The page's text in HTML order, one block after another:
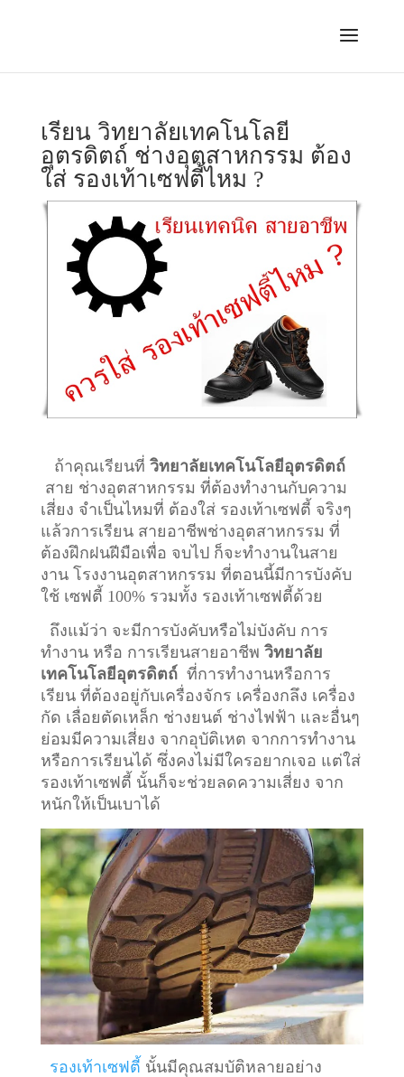
เรียน วิทยาลัยเทคโนโลยี
อุตรดิตถ์ ช่างอุตสาหกรรม ต้อง
ใส่ รองเท้าเซฟตี้ไหม ?
ถ้าคุณเรียนที่ วิทยาลัยเทคโนโลยีอุตรดิตถ์
สาย ช่างอุตสาหกรรม ที่ต้องทำงานกับความ
เสี่ยง จำเป็นไหมที่ ต้องใส่ รองเท้าเซฟตี้ จริงๆ
แล้วการเรียน สายอาชีพช่างอุตสาหกรรม ที่
ต้องฝึกฝนฝีมือเพื่อ จบไป ก็จะทำงานในสาย
งาน โรงงานอุตสาหกรรม ที่ตอนนี้มีการบังคับ
ใช้ เซฟตี้ 100% รวมทั้ง รองเท้าเซฟตี้ด้วย
ถึงแม้ว่า จะมีการบังคับหรือไม่บังคับ การ
ทำงาน หรือ การเรียนสายอาชีพ วิทยาลัย
เทคโนโลยีอุตรดิตถ์ ที่การทำงานหรือการ
เรียน ที่ต้องอยู่กับเครื่องจักร เครื่องกลึง เครื่อง
กัด เลื่อยตัดเหล็ก ช่างยนต์ ช่างไฟฟ้า และอื่นๆ
ย่อมมีความเสี่ยง จากอุบัติเหต จากการทำงาน
หรือการเรียนได้ ซึ่งคงไม่มีใครอยากเจอ แต่ใส่
รองเท้าเซฟตี้ นั้นก็จะช่วยลดความเสี่ยง จาก
หนักให้เป็นเบาได้
รองเท้าเซฟตี้ นั้นมีคุณสมบัติหลายอย่าง